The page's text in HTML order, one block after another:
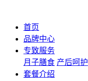
首页
品牌中心
专致服务
月子膳食 产后呵护
套餐介绍